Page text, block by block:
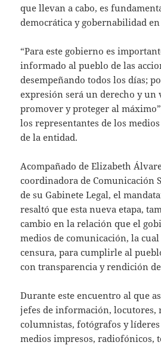
que llevan a cabo, es
democrática y gobernabilidad
“Para este gobierno es
informado al pueblo de las
desempeñando todos los días;
expresión será un derecho y un
promover y proteger al
los representantes de los
de la entidad.
Acompañado de Elizabeth
coordinadora de Comunicación
de su Gabinete Legal, el
resaltó que esta nueva etapa,
cambio en la relación que el
medios de comunicación, la
censura, para cumplirle al
con transparencia y rendición
Durante este encuentro al que
jefes de información, locutores,
columnistas, fotógrafos y
medios impresos, radiofónicos,